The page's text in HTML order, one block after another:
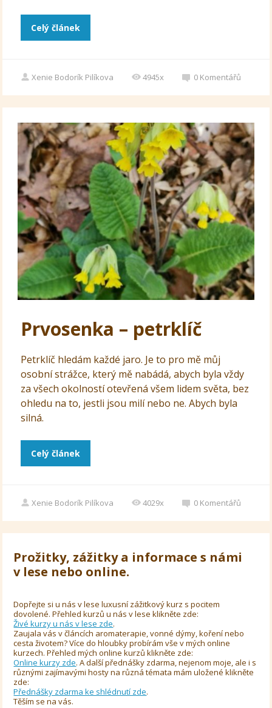
Celý článek
Xenie Bodorík Pilíkova 4945x 0 Komentářů
Prvosenka – petrklíč
Petrklíč hledám každé jaro. Je to pro mě můj
osobní strážce, který mě nabádá, abych byla vždy
za všech okolností otevřená všem lidem světa, bez
ohledu na to, jestli jsou milí nebo ne. Abych byla
silná.
Celý článek
Xenie Bodorík Pilíkova 4029x 0 Komentářů
Prožitky, zážitky a informace s námi
v lese nebo online.
Dopřejte si u nás v lese luxusní zážitkový kurz s pocitem
dovolené. Přehled kurzů u nás v lese klikněte zde:
Živé kurzy u nás v lese zde.
Zaujala vás v článcích aromaterapie, vonné dýmy, koření nebo
cesta životem? Více do hloubky probírám vše v mých online
kurzech. Přehled mých online kurzů klikněte zde:
Online kurzy zde. A další přednášky zdarma, nejenom moje, ale i s
různými zajímavými hosty na různá témata mám uložené klikněte
zde:
Přednášky zdarma ke shlédnutí zde.
Těším se na vás.